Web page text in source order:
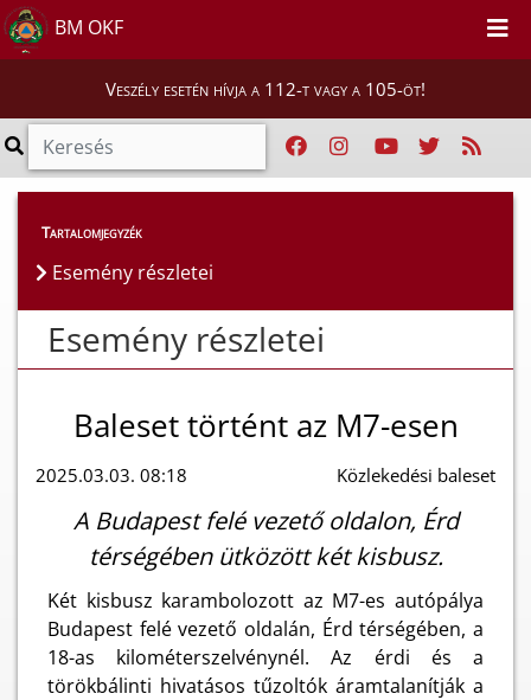
BM OKF
Veszély esetén hívja a 112-t vagy a 105-öt!
Esemény részletei
Tartalomjegyzék
Esemény részletei
Esemény részletei
Baleset történt az M7-esen
2025.03.03. 08:18 Közlekedési baleset
A Budapest felé vezető oldalon, Érd
térségében ütközött két kisbusz.
Két kisbusz karambolozott az M7-es autópálya
Budapest felé vezető oldalán, Érd térségében, a
18-as kilométerszelvénynél. Az érdi és a
törökbálinti hivatásos tűzoltók áramtalanítják a